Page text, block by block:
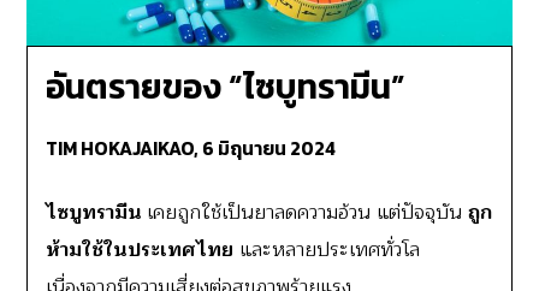
อันตรายของ “ไซบูทรามีน”
TIM HOKAJAIKAO, 6 มิถุนายน 2024
ไซบูทรามีน เคยถูกใช้เป็นยาลดความอ้วน แต่ปัจจุบันถูก
ห้ามใช้ในประเทศไทย และหลายประเทศทั่วโล